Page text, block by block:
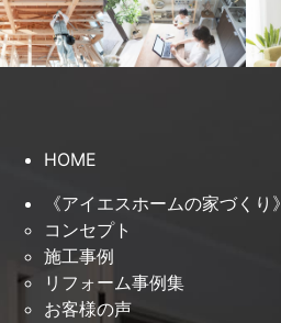
HOME
《アイエスホームの家づくり》
コンセプト
施工事例
リフォーム事例集
お客様の声